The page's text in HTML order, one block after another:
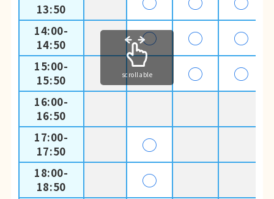
13:50
14:00-
14:50
◯ ◯ ◯
15:00-
15:50
◯ ◯
16:00-
16:50
17:00-
17:50
◯
18:00-
18:50
◯
scrollable